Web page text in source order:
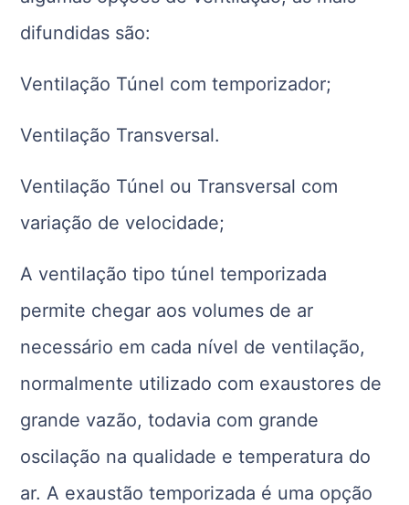
difundidas são:
Ventilação Túnel com temporizador;
Ventilação Transversal.
Ventilação Túnel ou Transversal com
variação de velocidade;
A ventilação tipo túnel temporizada
permite chegar aos volumes de ar
necessário em cada nível de ventilação,
normalmente utilizado com exaustores de
grande vazão, todavia com grande
oscilação na qualidade e temperatura do
ar. A exaustão temporizada é uma opção